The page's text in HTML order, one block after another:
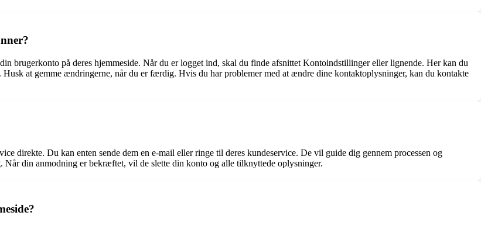
brugerkonto på deres hjemmeside. Når du er logget ind, skal du finde afsnittet Kontoindstillinger eller lignende. Her kan du
Husk at gemme ændringerne, når du er færdig. Hvis du har problemer med at ændre dine kontaktoplysninger, kan du kontakte
direkte. Du kan enten sende dem en e-mail eller ringe til deres kundeservice. De vil guide dig gennem processen og
din anmodning er bekræftet, vil de slette din konto og alle tilknyttede oplysninger.